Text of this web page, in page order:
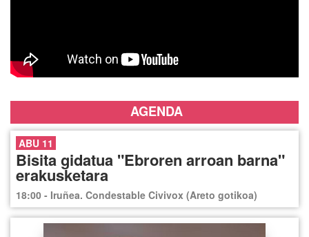
AGENDA
ABU 11
Bisita gidatua "Ebroren arroan barna"
erakusketara
18:00 - Iruñea. Condestable Civivox (Areto gotikoa)